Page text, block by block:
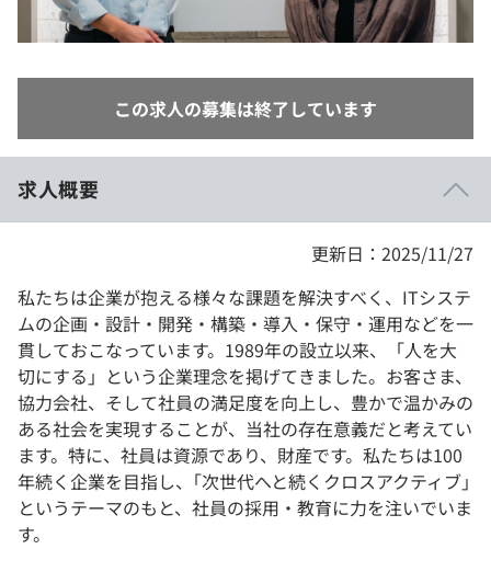
学校向けプラン
この求人の募集は終了しています
求人概要
更新日：2025/11/27
私たちは企業が抱える様々な課題を解決すべく、ITシステ
ムの企画・設計・開発・構築・導入・保守・運用などを一
貫しておこなっています。1989年の設立以来、「人を大
切にする」という企業理念を掲げてきました。お客さま、
協力会社、そして社員の満足度を向上し、豊かで温かみの
ある社会を実現することが、当社の存在意義だと考えてい
ます。特に、社員は資源であり、財産です。私たちは100
年続く企業を目指し、｢次世代へと続くクロスアクティブ｣
というテーマのもと、社員の採用・教育に力を注いでいま
す。